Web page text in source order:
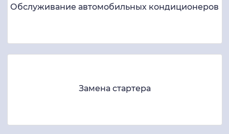
Обслуживание автомобильных кондиционеров
Замена стартера